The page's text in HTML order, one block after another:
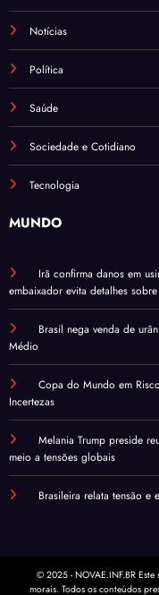
Notícias
Política
Saúde
Sociedade e Cotidiano
Tecnologia
MUNDO
Irã confirma danos em
embaixador evita detalhes
Brasil nega venda de
Médio
Copa do Mundo em
Incertezas
Melania Trump preside
meio a tensões globais
Brasileira relata tensão e
© 2025 - NOVAE.INF.BR
morais. Todos os conteúdos